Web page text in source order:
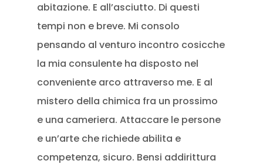
abitazione. E all’asciutto. Di questi
tempi non e breve. Mi consolo
pensando al venturo incontro cosicche
la mia consulente ha disposto nel
conveniente arco attraverso me. E al
mistero della chimica fra un prossimo
e una cameriera. Attaccare le persone
e un’arte che richiede abilita e
competenza, sicuro. Bensi addirittura